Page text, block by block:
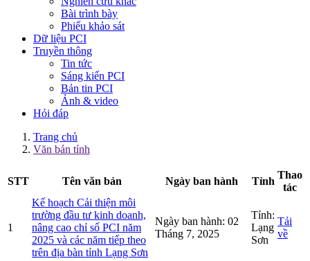
Bài trình bày
Phiếu khảo sát
Dữ liệu PCI
Truyền thông
Tin tức
Sáng kiến PCI
Bản tin PCI
Ảnh & video
Hỏi đáp
Trang chủ
Văn bản tỉnh
STT Tên văn bản Ngày ban hành Tỉnh
Thao
tác
1
Kế hoạch Cải thiện môi
trường đầu tư kinh doanh,
nâng cao chỉ số PCI năm
2025 và các năm tiếp theo
trên địa bàn tỉnh Lạng Sơn
Ngày ban hành: 02
Tháng 7, 2025
Tỉnh:
Lạng
Sơn
Tải
về